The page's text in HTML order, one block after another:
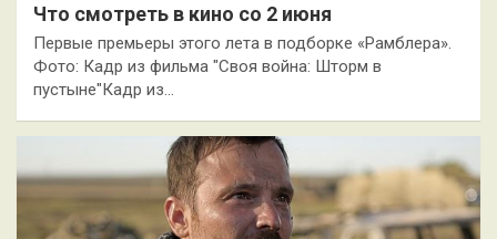
Что смотреть в кино со 2 июня
Первые премьеры этого лета в подборке «Рамблера».
Фото: Кадр из фильма "Своя война: Шторм в
пустыне"Кадр из…